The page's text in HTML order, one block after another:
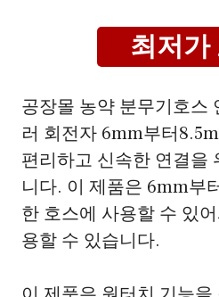
최저가
공장몰 농약 분무기호스
러 회전자 6mm부터
편리하고 신속한 연결을
니다. 이 제품은 6mm부
한 호스에 사용할 수 있
용할 수 있습니다.